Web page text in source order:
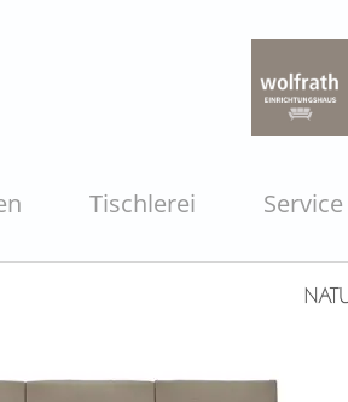
Tischlerei Service